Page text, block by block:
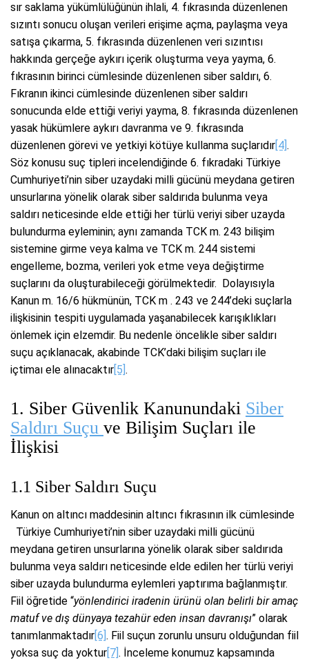
sır saklama yükümlülüğünün ihlali, 4. fıkrasında düzenlenen
sızıntı sonucu oluşan verileri erişime açma, paylaşma veya
satışa çıkarma, 5. fıkrasında düzenlenen veri sızıntısı
hakkında gerçeğe aykırı içerik oluşturma veya yayma, 6.
fıkrasının birinci cümlesinde düzenlenen siber saldırı, 6.
Fıkranın ikinci cümlesinde düzenlenen siber saldırı
sonucunda elde ettiği veriyi yayma, 8. fıkrasında düzenlenen
yasak hükümlere aykırı davranma ve 9. fıkrasında
düzenlenen görevi ve yetkiyi kötüye kullanma suçlarıdır[4] .
Söz konusu suç tipleri incelendiğinde 6. fıkradaki Türkiye
Cumhuriyeti’nin siber uzaydaki milli gücünü meydana getiren
unsurlarına yönelik olarak siber saldırıda bulunma veya
saldırı neticesinde elde ettiği her türlü veriyi siber uzayda
bulundurma eyleminin; aynı zamanda TCK m. 243 bilişim
sistemine girme veya kalma ve TCK m. 244 sistemi
engelleme, bozma, verileri yok etme veya değiştirme
suçlarını da oluşturabileceği görülmektedir. Dolayısıyla
Kanun m. 16/6 hükmünün, TCK m . 243 ve 244’deki suçlarla
ilişkisinin tespiti uygulamada yaşanabilecek karışıklıkları
önlemek için elzemdir. Bu nedenle öncelikle siber saldırı
suçu açıklanacak, akabinde TCK’daki bilişim suçları ile
içtimaı ele alınacaktır[5] .
1. Siber Güvenlik Kanunundaki Siber
Saldırı Suçu ve Bilişim Suçları ile
İlişkisi
1.1 Siber Saldırı Suçu
Kanun on altıncı maddesinin altıncı fıkrasının ilk cümlesinde
Türkiye Cumhuriyeti’nin siber uzaydaki milli gücünü
meydana getiren unsurlarına yönelik olarak siber saldırıda
bulunma veya saldırı neticesinde elde edilen her türlü veriyi
siber uzayda bulundurma eylemleri yaptırıma bağlanmıştır.
Fiil öğretide “yönlendirici iradenin ürünü olan belirli bir amaç
matuf ve dış dünyaya tezahür eden insan davranışı” olarak
tanımlanmaktadır[6] . Fiil suçun zorunlu unsuru olduğundan fiil
yoksa suç da yoktur[7] . İnceleme konumuz kapsamında